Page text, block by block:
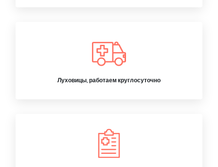
Луховицы, работаем круглосуточно